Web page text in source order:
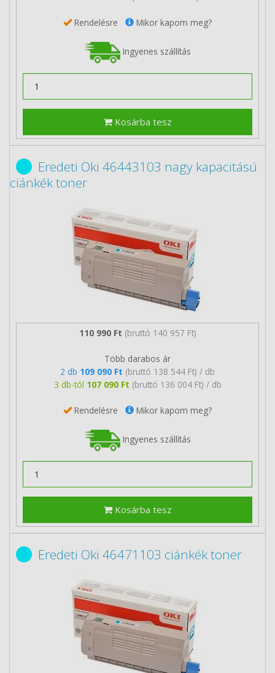
Rendelésre Mikor kapom meg?
Ingyenes szállítás
Kosárba tesz
Eredeti Oki 46443103 nagy kapacitású
ciánkék toner
110 990 Ft (bruttó 140 957 Ft)
Több darabos ár
2 db 109 090 Ft (bruttó 138 544 Ft) / db
3 db-tól 107 090 Ft (bruttó 136 004 Ft) / db
Rendelésre Mikor kapom meg?
Ingyenes szállítás
Kosárba tesz
Eredeti Oki 46471103 ciánkék toner